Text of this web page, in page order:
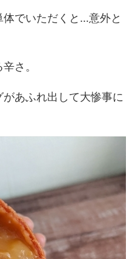
体でいただくと…意外と
さ。
あふれ出して大惨事に